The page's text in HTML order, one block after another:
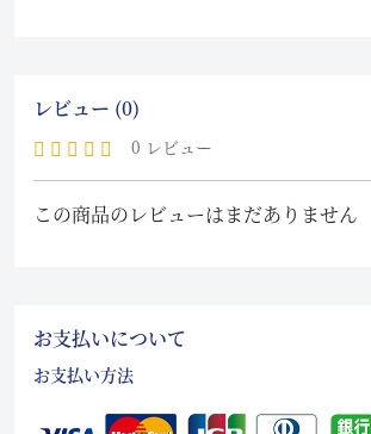
レビュー (0)
0 レビュー
この商品のレビューはまだありません
お支払いについて
お支払い方法